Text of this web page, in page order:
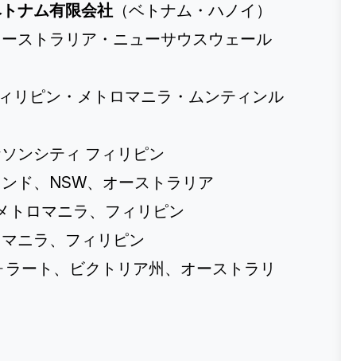
ナム有限会社 （ベトナム・ハノイ）
ストラリア・ニューサウスウェール
リピン・メトロマニラ・ムンティンル
ンシティ フィリピン
ド、NSW、オーストラリア
トロマニラ、フィリピン
ニラ、フィリピン
ラート、ビクトリア州、オーストラリ